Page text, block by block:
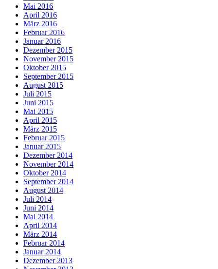
Mai 2016
April 2016
März 2016
Februar 2016
Januar 2016
Dezember 2015
November 2015
Oktober 2015
September 2015
August 2015
Juli 2015
Juni 2015
Mai 2015
April 2015
März 2015
Februar 2015
Januar 2015
Dezember 2014
November 2014
Oktober 2014
September 2014
August 2014
Juli 2014
Juni 2014
Mai 2014
April 2014
März 2014
Februar 2014
Januar 2014
Dezember 2013